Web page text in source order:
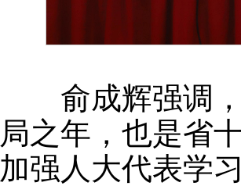
俞成辉强调，
局之年，也是省
加强人大代表学